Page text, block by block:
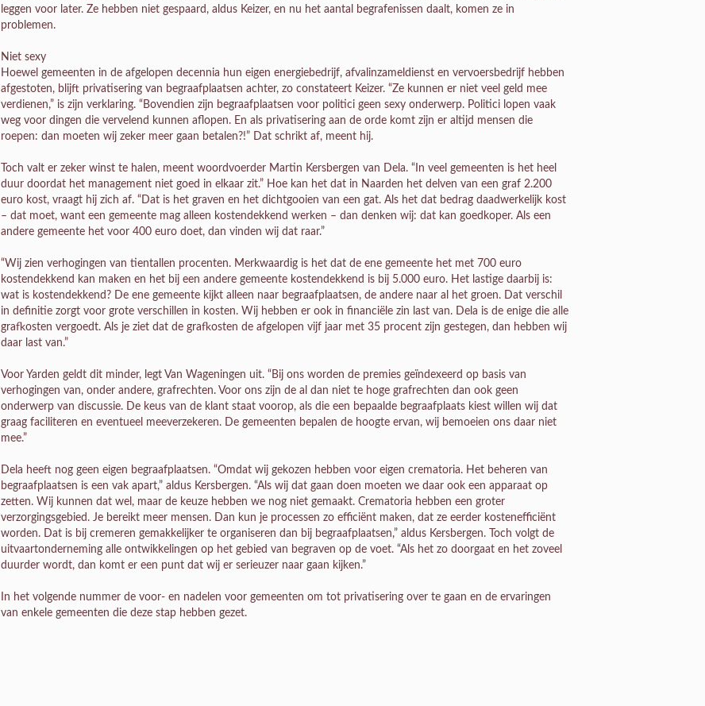
leggen voor later. Ze hebben niet gespaard, aldus Keizer, en nu het aantal begrafenissen daalt, komen ze in
problemen.
Niet sexy
Hoewel gemeenten in de afgelopen decennia hun eigen energiebedrijf, afvalinzameldienst en vervoersbedrijf hebben
afgestoten, blijft privatisering van begraafplaatsen achter, zo constateert Keizer. “Ze kunnen er niet veel geld mee
verdienen,” is zijn verklaring. “Bovendien zijn begraafplaatsen voor politici geen sexy onderwerp. Politici lopen vaak
weg voor dingen die vervelend kunnen aflopen. En als privatisering aan de orde komt zijn er altijd mensen die
roepen: dan moeten wij zeker meer gaan betalen?!” Dat schrikt af, meent hij.
Toch valt er zeker winst te halen, meent woordvoerder Martin Kersbergen van Dela. “In veel gemeenten is het heel
duur doordat het management niet goed in elkaar zit.” Hoe kan het dat in Naarden het delven van een graf 2.200
euro kost, vraagt hij zich af. “Dat is het graven en het dichtgooien van een gat. Als het dat bedrag daadwerkelijk kost
– dat moet, want een gemeente mag alleen kostendekkend werken – dan denken wij: dat kan goedkoper. Als een
andere gemeente het voor 400 euro doet, dan vinden wij dat raar.”
“Wij zien verhogingen van tientallen procenten. Merkwaardig is het dat de ene gemeente het met 700 euro
kostendekkend kan maken en het bij een andere gemeente kostendekkend is bij 5.000 euro. Het lastige daarbij is:
wat is kostendekkend? De ene gemeente kijkt alleen naar begraafplaatsen, de andere naar al het groen. Dat verschil
in definitie zorgt voor grote verschillen in kosten. Wij hebben er ook in financiële zin last van. Dela is de enige die alle
grafkosten vergoedt. Als je ziet dat de grafkosten de afgelopen vijf jaar met 35 procent zijn gestegen, dan hebben wij
daar last van.”
Voor Yarden geldt dit minder, legt Van Wageningen uit. “Bij ons worden de premies geïndexeerd op basis van
verhogingen van, onder andere, grafrechten. Voor ons zijn de al dan niet te hoge grafrechten dan ook geen
onderwerp van discussie. De keus van de klant staat voorop, als die een bepaalde begraafplaats kiest willen wij dat
graag faciliteren en eventueel meeverzekeren. De gemeenten bepalen de hoogte ervan, wij bemoeien ons daar niet
mee.”
Dela heeft nog geen eigen begraafplaatsen. “Omdat wij gekozen hebben voor eigen crematoria. Het beheren van
begraafplaatsen is een vak apart,” aldus Kersbergen. “Als wij dat gaan doen moeten we daar ook een apparaat op
zetten. Wij kunnen dat wel, maar de keuze hebben we nog niet gemaakt. Crematoria hebben een groter
verzorgingsgebied. Je bereikt meer mensen. Dan kun je processen zo efficiënt maken, dat ze eerder kostenefficiënt
worden. Dat is bij cremeren gemakkelijker te organiseren dan bij begraafplaatsen,” aldus Kersbergen. Toch volgt de
uitvaartonderneming alle ontwikkelingen op het gebied van begraven op de voet. “Als het zo doorgaat en het zoveel
duurder wordt, dan komt er een punt dat wij er serieuzer naar gaan kijken.”
In het volgende nummer de voor- en nadelen voor gemeenten om tot privatisering over te gaan en de ervaringen
van enkele gemeenten die deze stap hebben gezet.